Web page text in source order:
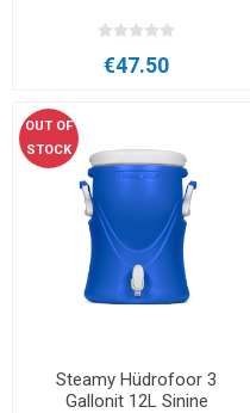
€47.50
OUT OF
STOCK
Steamy Hüdrofoor 3
Gallonit 12L Sinine